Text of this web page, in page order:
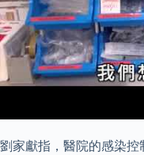
劉家獻指，醫院的感染控